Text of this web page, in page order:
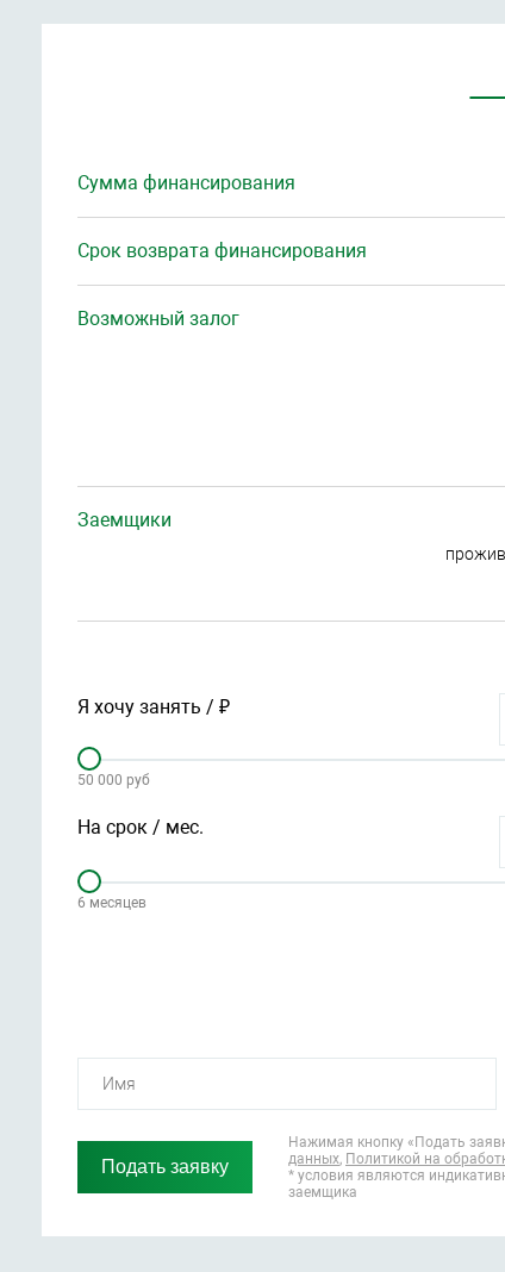
Сумма финансирования
Срок возврата финансирования
Возможный залог
Заемщики
Я хочу занять / ₽
50 000 руб
На срок / мес.
6 месяцев
Нажимая кнопку «Подать
данных, Политикой на
* условия являются
заемщика